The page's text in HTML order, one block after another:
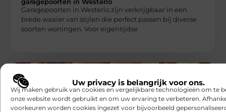
Uw privacy is belangrijk voor ons.
Wij maken gebruik van cookies en vergelijkbare technologieën om te
onze website wordt gebruikt en om uw ervaring te verbeteren.
voorkeuren worden cookies ingezet voor bijvoorbeeld
Garagepoorten in Westerlo zijn verkrijgbaar in een
brede waaier van stijlen die perfect passen bij diverse
soorten woningen. Voor eigentijdse